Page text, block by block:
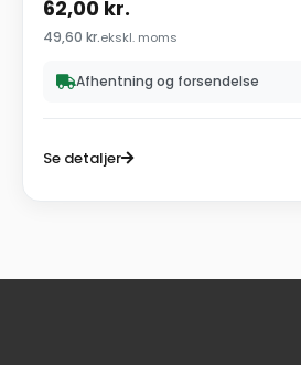
62,00 kr.
49,60 kr.ekskl. moms
Afhentning og forsendelse
Se detaljer